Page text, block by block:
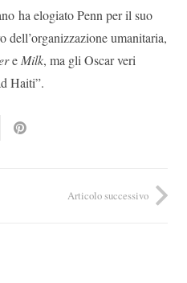
ha elogiato Penn per il suo
dell’organizzazione umanitaria,
eMilk, ma gli Oscar veri
Haiti”.
Articolo successivo